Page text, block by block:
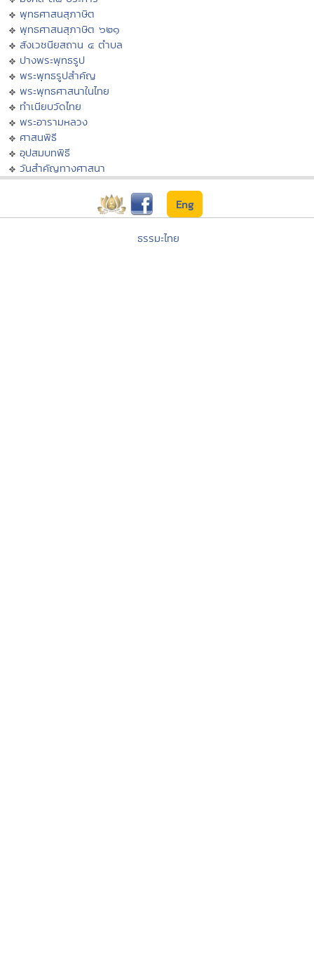
พุทธศาสนสุภาษิต
พุทธศาสนสุภาษิต ๖๒๑
สังเวชนียสถาน ๔ ตำบล
ปางพระพุทธรูป
พระพุทธรูปสำคัญ
พระพุทธศาสนาในไทย
ทำเนียบวัดไทย
พระอารามหลวง
ศาสนพิธี
อุปสมบทพิธี
วันสำคัญทางศาสนา
Eng
ธรรมะไทย